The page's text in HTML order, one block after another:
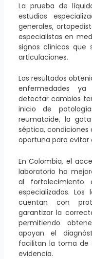
La prueba de
estudios
generales,
especialistas en
signos clínicos que
articulaciones.
Los resultados
enfermedades
detectar cambios
inicio de
reumatoide, la
séptica,
oportuna para evitar
En Colombia, el
laboratorio ha
al fortalecimiento
especializados. Los
cuentan con
garantizar la
permitiendo
apoyan el
facilitan la toma de
evidencia.